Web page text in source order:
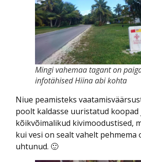
Mingi vahemaa tagant on
infotähised Hiina abi kohta
Niue peamisteks
poolt kaldasse uuristatud koopad
kõikvõimalikud kivimoodustised,
kui vesi on sealt vahelt pehmema
uhtunud. 🙂